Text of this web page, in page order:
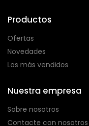
Productos
Ofertas
Novedades
Los más vendidos
Nuestra empresa
Sobre nosotros
Contacte con nosotros